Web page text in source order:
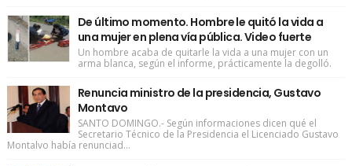
De último momento. Hombre le quitó la vida a
una mujer en plena vía pública. Video fuerte
Un hombre acaba de quitarle la vida a una mujer con un
arma blanca, según el informe, prácticamente la degolló.
Renuncia ministro de la presidencia, Gustavo
Montavo
SANTO DOMINGO.- Según informaciones dicen qué el
Secretario Técnico de la Presidencia el Licenciado Gustavo
Montalvo había renunciad...